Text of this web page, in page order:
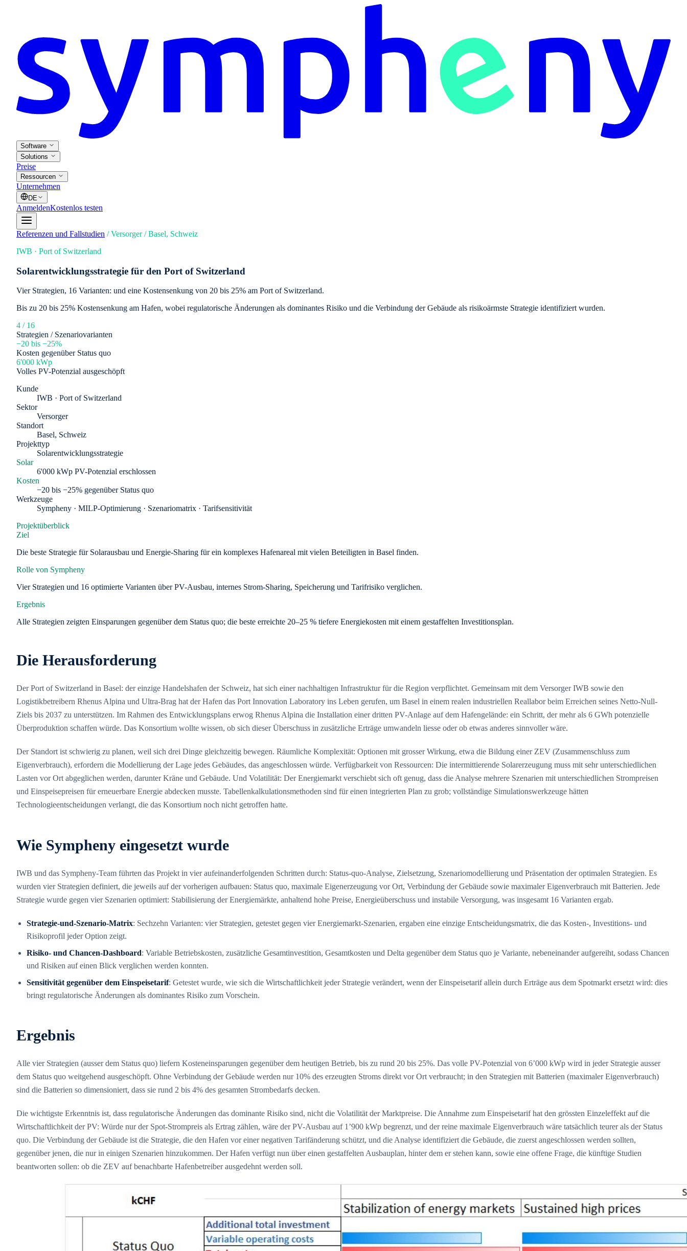
Software
Solutions
Preise
Ressourcen
Unternehmen
DE
AnmeldenKostenlos testen
Referenzen und Fallstudien / Versorger / Basel, Schweiz
IWB · Port of Switzerland
Solarentwicklungsstrategie für den Port of Switzerland
Vier Strategien, 16 Varianten: und eine Kostensenkung von 20 bis 25% am Port of Switzerland.
Bis zu 20 bis 25% Kostensenkung am Hafen, wobei regulatorische Änderungen als dominantes Risiko und die Verbindung der Gebäude als risikoärmste Strategie identifiziert wurden.
4 / 16
Strategien / Szenariovarianten
−20 bis −25%
Kosten gegenüber Status quo
6'000 kWp
Volles PV-Potenzial ausgeschöpft
Kunde
IWB · Port of Switzerland
Sektor
Versorger
Standort
Basel, Schweiz
Projekttyp
Solarentwicklungsstrategie
Solar
6'000 kWp PV-Potenzial erschlossen
Kosten
−20 bis −25% gegenüber Status quo
Werkzeuge
Sympheny · MILP-Optimierung · Szenariomatrix · Tarifsensitivität
Projektüberblick
Ziel
Die beste Strategie für Solarausbau und Energie-Sharing für ein komplexes Hafenareal mit vielen Beteiligten in Basel finden.
Rolle von Sympheny
Vier Strategien und 16 optimierte Varianten über PV-Ausbau, internes Strom-Sharing, Speicherung und Tarifrisiko verglichen.
Ergebnis
Alle Strategien zeigten Einsparungen gegenüber dem Status quo; die beste erreichte 20–25 % tiefere Energiekosten mit einem gestaffelten Investitionsplan.
Die Herausforderung
Der Port of Switzerland in Basel: der einzige Handelshafen der Schweiz, hat sich einer nachhaltigen Infrastruktur für die Region verpflichtet. Gemeinsam mit dem Versorger IWB sowie den
Logistikbetreibern Rhenus Alpina und Ultra-Brag hat der Hafen das Port Innovation Laboratory ins Leben gerufen, um Basel in einem realen industriellen Reallabor beim Erreichen seines Netto-Null-
Ziels bis 2037 zu unterstützen. Im Rahmen des Entwicklungsplans erwog Rhenus Alpina die Installation einer dritten PV-Anlage auf dem Hafengelände: ein Schritt, der mehr als 6 GWh potenzielle
Überproduktion schaffen würde. Das Konsortium wollte wissen, ob sich dieser Überschuss in zusätzliche Erträge umwandeln liesse oder ob etwas anderes sinnvoller wäre.
Der Standort ist schwierig zu planen, weil sich drei Dinge gleichzeitig bewegen. Räumliche Komplexität: Optionen mit grosser Wirkung, etwa die Bildung einer ZEV (Zusammenschluss zum
Eigenverbrauch), erfordern die Modellierung der Lage jedes Gebäudes, das angeschlossen würde. Verfügbarkeit von Ressourcen: Die intermittierende Solarerzeugung muss mit sehr unterschiedlichen
Lasten vor Ort abgeglichen werden, darunter Kräne und Gebäude. Und Volatilität: Der Energiemarkt verschiebt sich oft genug, dass die Analyse mehrere Szenarien mit unterschiedlichen Strompreisen
und Einspeisepreisen für erneuerbare Energie abdecken musste. Tabellenkalkulationsmethoden sind für einen integrierten Plan zu grob; vollständige Simulationswerkzeuge hätten
Technologieentscheidungen verlangt, die das Konsortium noch nicht getroffen hatte.
Wie Sympheny eingesetzt wurde
IWB und das Sympheny-Team führten das Projekt in vier aufeinanderfolgenden Schritten durch: Status-quo-Analyse, Zielsetzung, Szenariomodellierung und Präsentation der optimalen Strategien. Es
wurden vier Strategien definiert, die jeweils auf der vorherigen aufbauen: Status quo, maximale Eigenerzeugung vor Ort, Verbindung der Gebäude sowie maximaler Eigenverbrauch mit Batterien. Jede
Strategie wurde gegen vier Szenarien optimiert: Stabilisierung der Energiemärkte, anhaltend hohe Preise, Energieüberschuss und instabile Versorgung, was insgesamt 16 Varianten ergab.
Strategie-und-Szenario-Matrix: Sechzehn Varianten: vier Strategien, getestet gegen vier Energiemarkt-Szenarien, ergaben eine einzige Entscheidungsmatrix, die das Kosten-, Investitions- und
Risikoprofil jeder Option zeigt.
Risiko- und Chancen-Dashboard: Variable Betriebskosten, zusätzliche Gesamtinvestition, Gesamtkosten und Delta gegenüber dem Status quo je Variante, nebeneinander aufgereiht, sodass Chancen
und Risiken auf einen Blick verglichen werden konnten.
Sensitivität gegenüber dem Einspeisetarif: Getestet wurde, wie sich die Wirtschaftlichkeit jeder Strategie verändert, wenn der Einspeisetarif allein durch Erträge aus dem Spotmarkt ersetzt wird: dies
bringt regulatorische Änderungen als dominantes Risiko zum Vorschein.
Ergebnis
Alle vier Strategien (ausser dem Status quo) liefern Kosteneinsparungen gegenüber dem heutigen Betrieb, bis zu rund 20 bis 25%. Das volle PV-Potenzial von 6’000 kWp wird in jeder Strategie ausser
dem Status quo weitgehend ausgeschöpft. Ohne Verbindung der Gebäude werden nur 10% des erzeugten Stroms direkt vor Ort verbraucht; in den Strategien mit Batterien (maximaler Eigenverbrauch)
sind die Batterien so dimensioniert, dass sie rund 2 bis 4% des gesamten Strombedarfs decken.
Die wichtigste Erkenntnis ist, dass regulatorische Änderungen das dominante Risiko sind, nicht die Volatilität der Marktpreise. Die Annahme zum Einspeisetarif hat den grössten Einzeleffekt auf die
Wirtschaftlichkeit der PV: Würde nur der Spot-Strompreis als Ertrag zählen, wäre der PV-Ausbau auf 1’900 kWp begrenzt, und der reine maximale Eigenverbrauch wäre tatsächlich teurer als der Status
quo. Die Verbindung der Gebäude ist die Strategie, die den Hafen vor einer negativen Tarifänderung schützt, und die Analyse identifiziert die Gebäude, die zuerst angeschlossen werden sollten,
gegenüber jenen, die nur in einigen Szenarien hinzukommen. Der Hafen verfügt nun über einen gestaffelten Ausbauplan, hinter dem er stehen kann, sowie eine offene Frage, die künftige Studien
beantworten sollen: ob die ZEV auf benachbarte Hafenbetreiber ausgedehnt werden soll.